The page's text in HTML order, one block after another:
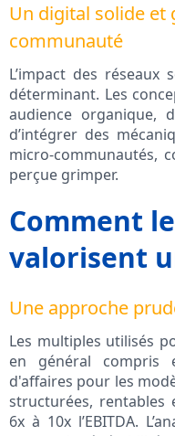
Un digital solide et
communauté
L’impact des
déterminant. Les
audience organique,
d’intégrer des
micro‑communautés,
perçue grimper.
Comment
valorisent
Une approche
Les multiples utilisés
en général
d'affaires pour les
structurées, rentables
6x à 10x l’EBITDA.